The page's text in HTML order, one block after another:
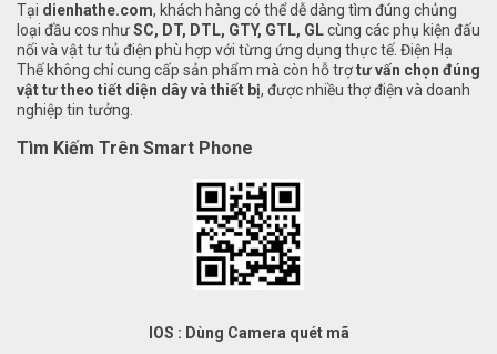
Tại dienhathe.com, khách hàng có thể dễ dàng tìm đúng chủng
loại đầu cos nhưSC, DT, DTL, GTY, GTL, GLcùng các phụ kiện đấu
nối và vật tư tủ điện phù hợp với từng ứng dụng thực tế. Điện Hạ
Thế không chỉ cung cấp sản phẩm mà còn hỗ trợtư vấn chọn đúng
vật tư theo tiết diện dây và thiết bị, được nhiều thợ điện và doanh
nghiệp tin tưởng.
Tìm Kiếm Trên Smart Phone
IOS : Dùng Camera quét mã